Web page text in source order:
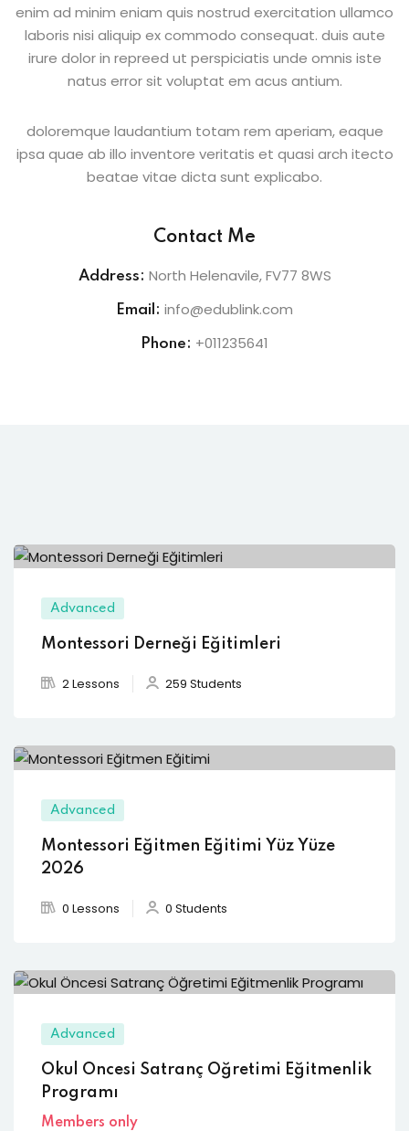
enim ad minim eniam quis nostrud exercitation ullamco
laboris nisi aliquip ex commodo consequat. duis aute
irure dolor in repreed ut perspiciatis unde omnis iste
natus error sit voluptat em acus antium.
doloremque laudantium totam rem aperiam, eaque
ipsa quae ab illo inventore veritatis et quasi arch itecto
beatae vitae dicta sunt explicabo.
Contact Me
Address: North Helenavile, FV77 8WS
Email: info@edublink.com
Phone: +011235641
Advanced
Montessori Derneği Eğitimleri
2 Lessons 259 Students
Advanced
Montessori Eğitmen Eğitimi Yüz Yüze
2026
0 Lessons 0 Students
Advanced
Okul Öncesi Satranç Öğretimi Eğitmenlik
Programı
Members only